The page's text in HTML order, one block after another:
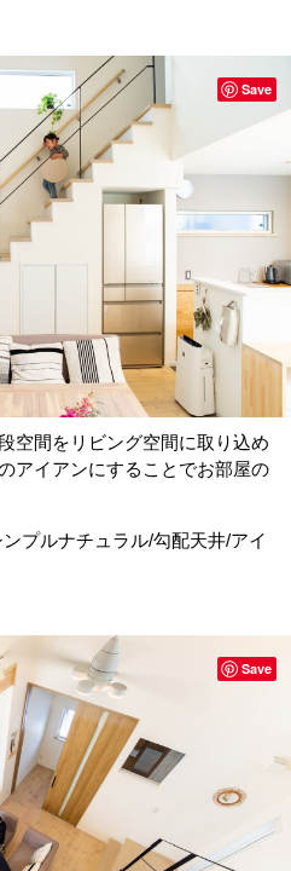
空間をリビング空間に取り込め
アイアンにすることでお部屋の
プルナチュラル/勾配天井/アイ
Save
Save